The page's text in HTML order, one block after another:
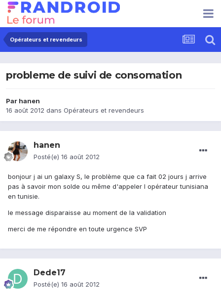
Opérateurs et revendeurs
probleme de suivi de consomation
Par hanen
16 août 2012 dans Opérateurs et revendeurs
hanen
Posté(e) 16 août 2012
bonjour j ai un galaxy S, le problème que ca fait 02 jours j arrive
pas à savoir mon solde ou même d'appeler l opérateur tunisiana
en tunisie.
le message disparaisse au moment de la validation
merci de me répondre en toute urgence SVP
Dede17
Posté(e) 16 août 2012